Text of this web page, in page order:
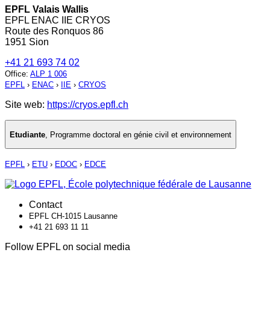
EPFL Valais Wallis
EPFL ENAC IIE CRYOS
Route des Ronquos 86
1951 Sion
+41 21 693 74 02
Office: ALP 1 006
EPFL › ENAC › IIE › CRYOS
Site web: https://cryos.epfl.ch
Etudiante Programme doctoral en génie civil et environnement
EPFL › ETU › EDOC › EDCE
Contact
EPFL CH-1015 Lausanne
+41 21 693 11 11
Follow EPFL on social media